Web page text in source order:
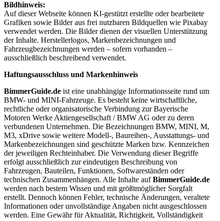
Bildhinweis:
Auf dieser Webseite können KI-gestützt erstellte oder bearbeitete
Grafiken sowie Bilder aus frei nutzbaren Bildquellen wie Pixabay
verwendet werden. Die Bilder dienen der visuellen Unterstützung
der Inhalte. Herstellerlogos, Markenbezeichnungen und
Fahrzeugbezeichnungen werden – sofern vorhanden –
ausschließlich beschreibend verwendet.
Haftungsausschluss und Markenhinweis
BimmerGuide.de ist eine unabhängige Informationsseite rund um
BMW- und MINI-Fahrzeuge. Es besteht keine wirtschaftliche,
rechtliche oder organisatorische Verbindung zur Bayerische
Motoren Werke Aktiengesellschaft / BMW AG oder zu deren
verbundenen Unternehmen. Die Bezeichnungen BMW, MINI, M,
M3, xDrive sowie weitere Modell-, Baureihen-, Ausstattungs- und
Markenbezeichnungen sind geschützte Marken bzw. Kennzeichen
der jeweiligen Rechteinhaber. Die Verwendung dieser Begriffe
erfolgt ausschließlich zur eindeutigen Beschreibung von
Fahrzeugen, Bauteilen, Funktionen, Softwareständen oder
technischen Zusammenhängen. Alle Inhalte aufBimmerGuide.de
werden nach bestem Wissen und mit größtmöglicher Sorgfalt
erstellt. Dennoch können Fehler, technische Änderungen, veraltete
Informationen oder unvollständige Angaben nicht ausgeschlossen
werden. Eine Gewähr für Aktualität, Richtigkeit, Vollständigkeit